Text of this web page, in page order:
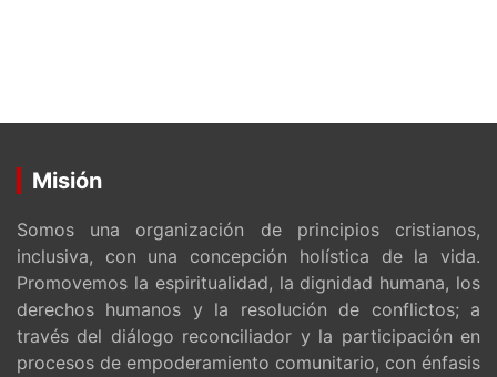
Misión
Somos una organización de principios cristianos,
inclusiva, con una concepción holística de la vida.
Promovemos la espiritualidad, la dignidad humana, los
derechos humanos y la resolución de conflictos; a
través del diálogo reconciliador y la participación en
procesos de empoderamiento comunitario, con énfasis